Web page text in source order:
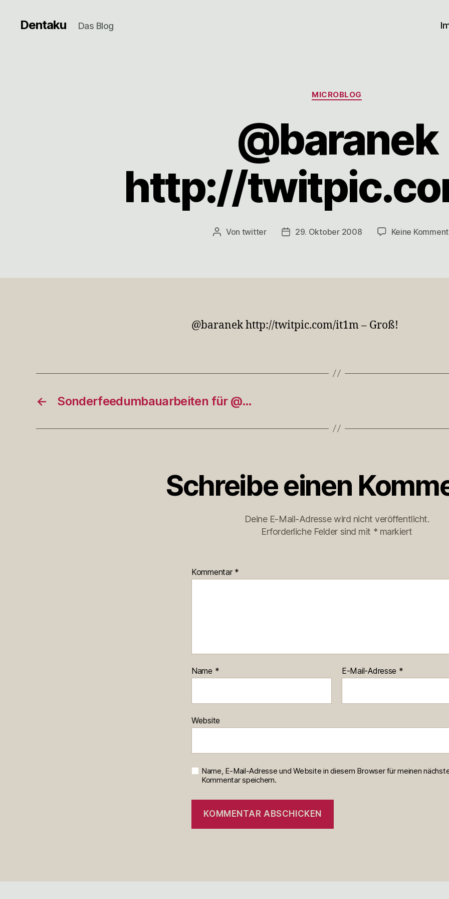
Dentaku Das Blog
Kategorien
MICROBLOG
@baranek
http://
Beitragsautor
Von twitter Veröffentlichungsdatum
29. Oktober 2008 Keine
@baranek http://twitpic.com/it1m – Groß!
← Sonderfeedumbauarbeiten für @…
Schreibe einen
Deine E-Mail-Adresse wird nicht veröffentlicht.
Erforderliche Felder sind mit * markiert
Kommentar *
Name * E-Mail-Adresse *
Website
Name, E-Mail-Adresse und Website in diesem Browser für meinen
Kommentar speichern.